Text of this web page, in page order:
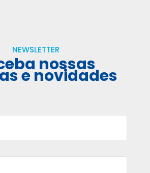
NEWSLETTER
nossas
e novidades